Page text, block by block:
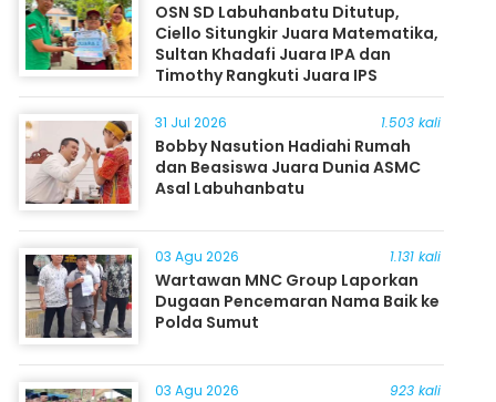
OSN SD Labuhanbatu Ditutup,
Ciello Situngkir Juara Matematika,
Sultan Khadafi Juara IPA dan
Timothy Rangkuti Juara IPS
31 Jul 2026 1.503 kali
Bobby Nasution Hadiahi Rumah
dan Beasiswa Juara Dunia ASMC
Asal Labuhanbatu
03 Agu 2026 1.131 kali
Wartawan MNC Group Laporkan
Dugaan Pencemaran Nama Baik ke
Polda Sumut
03 Agu 2026 923 kali